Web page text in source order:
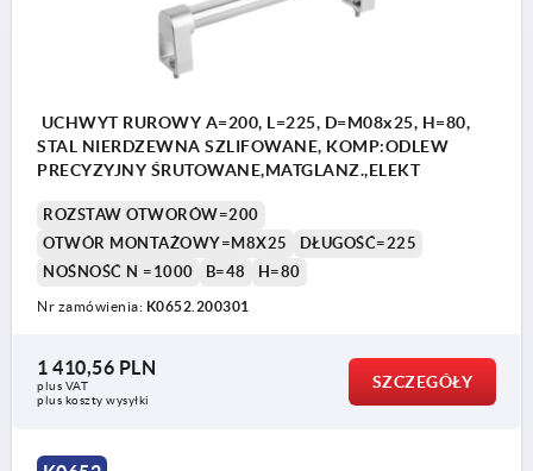
UCHWYT RUROWY A=200, L=225, D=M08x25, H=80,
STAL NIERDZEWNA SZLIFOWANE, KOMP:ODLEW
PRECYZYJNY ŚRUTOWANE,MATGLANZ.,ELEKT
ROZSTAW OTWORÓW=200
OTWÓR MONTAŻOWY=M8X25
DŁUGOŚĆ=225
NOŚNOŚĆ N =1000
B=48 H=80
Nr zamówienia: K0652.200301
1 410,56 PLN
plus VAT
plus koszty wysyłki
SZCZEGÓŁY